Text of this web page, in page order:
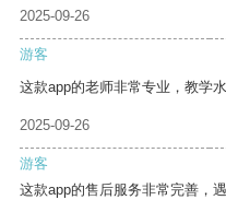
2025-09-26
游客
这款app的老师非常专业，教学
2025-09-26
游客
这款app的售后服务非常完善，